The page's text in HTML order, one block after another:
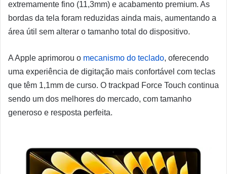
extremamente fino (11,3mm) e acabamento premium. As
bordas da tela foram reduzidas ainda mais, aumentando a
área útil sem alterar o tamanho total do dispositivo.
A Apple aprimorou o mecanismo do teclado, oferecendo
uma experiência de digitação mais confortável com teclas
que têm 1,1mm de curso. O trackpad Force Touch continua
sendo um dos melhores do mercado, com tamanho
generoso e resposta perfeita.